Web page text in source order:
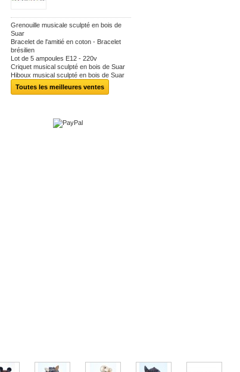
Grenouille musicale sculpté en bois de
Suar
Bracelet de l'amitié en coton - Bracelet
brésilien
Lot de 5 ampoules E12 - 220v
Criquet musical sculpté en bois de Suar
Hiboux musical sculpté en bois de Suar
Toutes les meilleures ventes